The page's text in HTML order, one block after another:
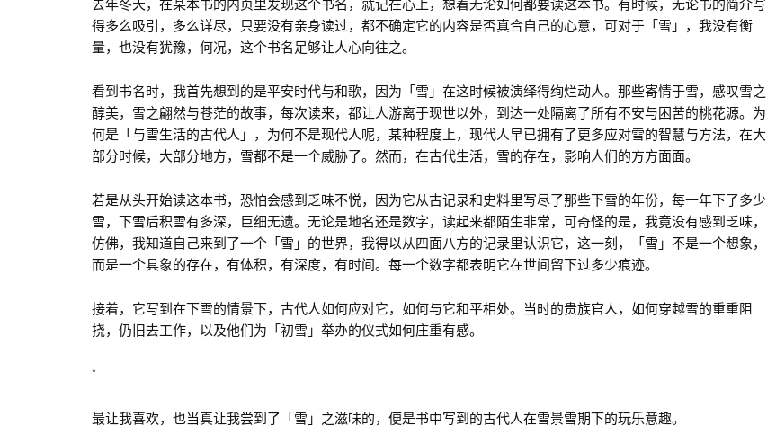
去年冬天，在某本书的内页里发现这个书名，就记在心上，想着无论如何都要读这本书。有时候，无论书的简介写
得多么吸引，多么详尽，只要没有亲身读过，都不确定它的内容是否真合自己的心意，可对于「雪」，我没有衡
量，也没有犹豫，何况，这个书名足够让人心向往之。
看到书名时，我首先想到的是平安时代与和歌，因为「雪」在这时候被演绎得绚烂动人。那些寄情于雪，感叹雪之
醇美，雪之翩然与苍茫的故事，每次读来，都让人游离于现世以外，到达一处隔离了所有不安与困苦的桃花源。为
何是「与雪生活的古代人」，为何不是现代人呢，某种程度上，现代人早已拥有了更多应对雪的智慧与方法，在大
部分时候，大部分地方，雪都不是一个威胁了。然而，在古代生活，雪的存在，影响人们的方方面面。
若是从头开始读这本书，恐怕会感到乏味不悦，因为它从古记录和史料里写尽了那些下雪的年份，每一年下了多少
雪，下雪后积雪有多深，巨细无遗。无论是地名还是数字，读起来都陌生非常，可奇怪的是，我竟没有感到乏味，
仿佛，我知道自己来到了一个「雪」的世界，我得以从四面八方的记录里认识它，这一刻，「雪」不是一个想象，
而是一个具象的存在，有体积，有深度，有时间。每一个数字都表明它在世间留下过多少痕迹。
接着，它写到在下雪的情景下，古代人如何应对它，如何与它和平相处。当时的贵族官人，如何穿越雪的重重阻
挠，仍旧去工作，以及他们为「初雪」举办的仪式如何庄重有感。
*
最让我喜欢，也当真让我尝到了「雪」之滋味的，便是书中写到的古代人在雪景雪期下的玩乐意趣。